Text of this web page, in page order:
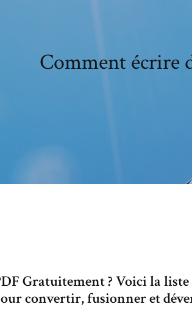
Comment écrire
Gratuitement ? Voici la liste
convertir, fusionner et